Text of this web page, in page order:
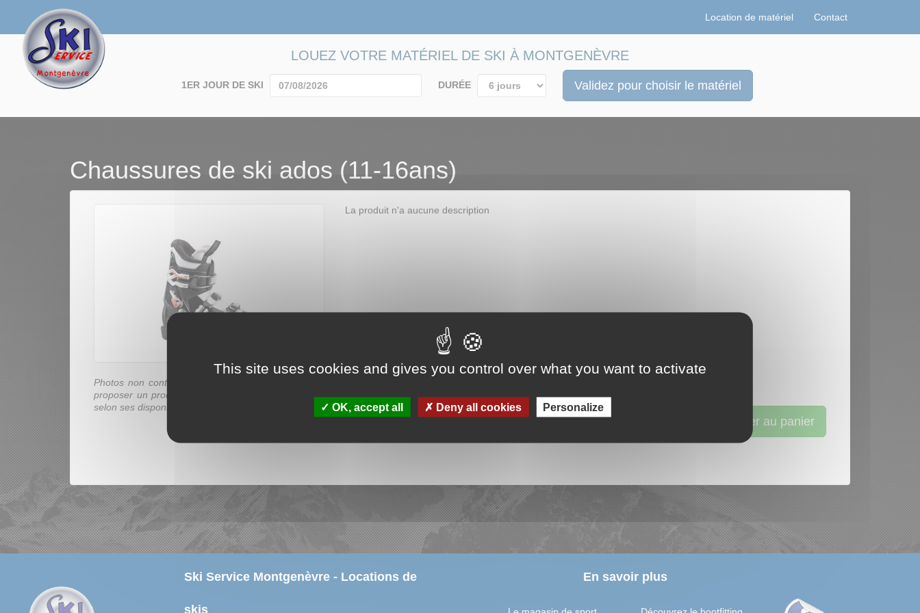
Location de matériel Contact
LOUEZ VOTRE MATÉRIEL DE SKI À MONTGENÈVRE
1ER JOUR DE SKI DURÉE Validez pour choisir le matériel
Chaussures de ski ados (11-16ans)
Photos non contractuelles : le magasin est libre de
proposer un produit équivalent dans cette catégorie
selon ses disponibilités.
La produit n'a aucune description
40.00 €
Ajouter au panier
Ski Service Montgenèvre - Locations de
skis
En savoir plus
This site uses cookies and gives you control over what you want to activate
OK, accept all Deny all cookies Personalize